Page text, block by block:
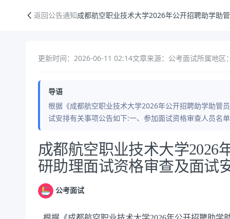
返回公告通知成都航空职业技术大学2026年公开招聘助学助
更新时间：2026-06-11 02:14文章来源：公考面试所属地区
导语
根据《成都航空职业技术大学2026年公开招聘助学助管
试安排有关事项公告如下:一、参加面试资格审查人员名
公告正文
成都航空职业技术大学2026
研助理面试资格审查及面试
公考面试